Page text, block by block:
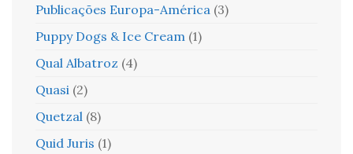
Publicações Europa-América (3)
Puppy Dogs & Ice Cream (1)
Qual Albatroz (4)
Quasi (2)
Quetzal (8)
Quid Juris (1)